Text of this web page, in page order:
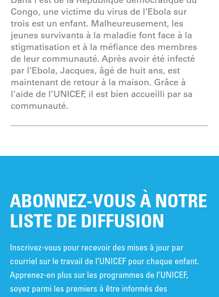
Congo, une victime du virus de l’Ebola sur
trois est un enfant. Malheureusement, les
jeunes survivants à la maladie font face à la
stigmatisation et à la méfiance des membres
de leur communauté. Après avoir été infecté
par l’Ebola, Jacques, âgé de huit ans, est
maintenant de retour à la maison. Grâce à
l’aide de l’UNICEF, il est bien accueilli par sa
communauté.
ABONNEZ-VOUS À NOTRE
LISTE DE DIFFUSION
Inscrivez-vous pour recevoir des mises à jour par
courriel sur le travail de l’UNICEF pour chaque enfant.
Apprenez-en plus sur les programmes de l’UNICEF,
soyez parmi les premiers à être informés des